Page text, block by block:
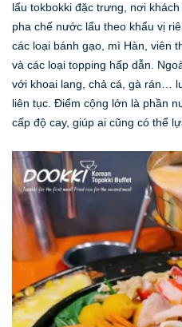
lẩu tokbokki đặc trưng, nơi
pha chế nước lẩu theo khẩu vị
các loại bánh gạo, mì Hàn, viên
và các loại topping hấp dẫn.
với khoai lang, chả cá, gà rán…
liên tục. Điểm cộng lớn là phần
cấp độ cay, giúp ai cũng có thể